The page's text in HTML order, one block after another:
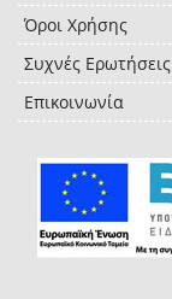
Όροι Χρήσης
Συχνές Ερωτήσεις
Επικοινωνία